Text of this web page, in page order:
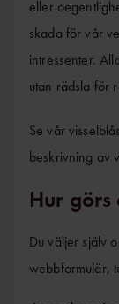
eller
skada för vår
intressenter.
utan rädsla för
Se vår
beskrivning av
Hur görs
Du väljer själv
webbformulär,